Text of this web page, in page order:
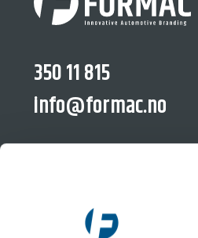
350 11 815
info@formac.no
linkedin.com/company/